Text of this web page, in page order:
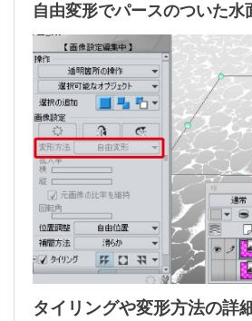
自由変形でパースのついた水
タイリングや変形方法の詳